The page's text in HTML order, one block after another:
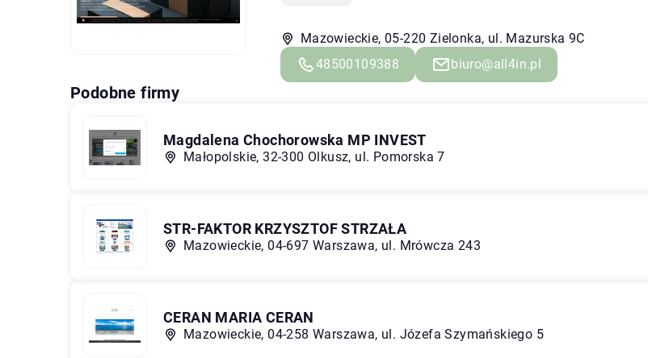
Mazowieckie, 05-220 Zielonka, ul. Mazurska 9C
48500109388
biuro@all4in.pl
Podobne firmy
Magdalena Chochorowska MP INVEST
Małopolskie, 32-300 Olkusz, ul. Pomorska 7
STR-FAKTOR KRZYSZTOF STRZAŁA
Mazowieckie, 04-697 Warszawa, ul. Mrówcza 243
CERAN MARIA CERAN
Mazowieckie, 04-258 Warszawa, ul. Józefa Szymańskiego 5